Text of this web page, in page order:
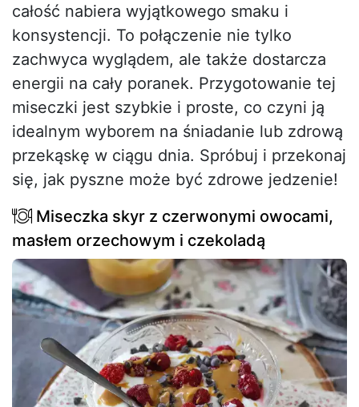
całość nabiera wyjątkowego smaku i
konsystencji. To połączenie nie tylko
zachwyca wyglądem, ale także dostarcza
energii na cały poranek. Przygotowanie tej
miseczki jest szybkie i proste, co czyni ją
idealnym wyborem na śniadanie lub zdrową
przekąskę w ciągu dnia. Spróbuj i przekonaj
się, jak pyszne może być zdrowe jedzenie!
Miseczka skyr z czerwonymi owocami,
masłem orzechowym i czekoladą